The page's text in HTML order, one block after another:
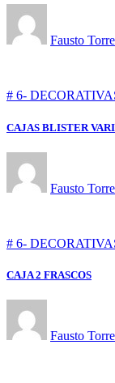
Fausto
# 6-
CAJAS BLISTER
Fausto
# 6-
CAJA 2 FRASCOS
Fausto